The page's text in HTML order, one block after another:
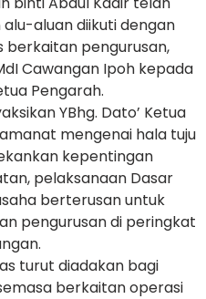
aluan diikuti dengan
pengurusan,
Cawangan Ipoh kepada
Pengarah.
YBhg. Dato’ Ketua
mengenai hala tuju
kepentingan
pelaksanaan Dasar
berterusan untuk
pengurusan di peringkat
turut diadakan bagi
berkaitan operasi